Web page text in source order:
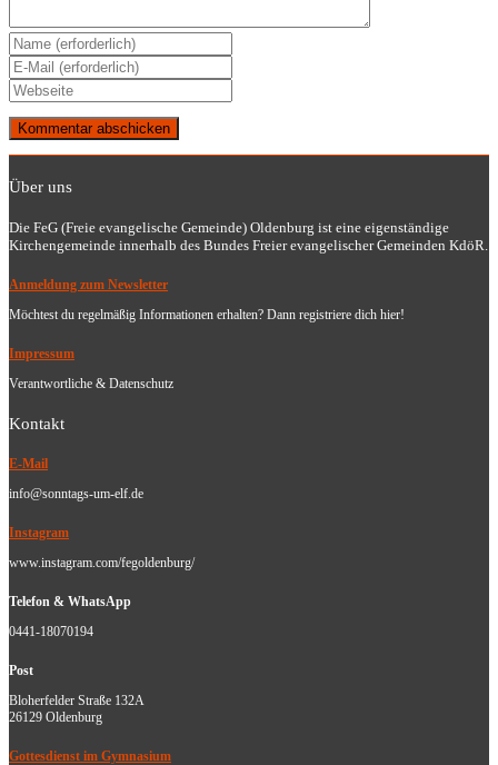
Gib
deinen
Namen
oder
Benutzernamen
zum
Kommentieren
ein
Gib
deine
E-
Mail-
Adresse
Kommentieren
Gib
deine
Website-
(optional)
Über uns
Die FeG (Freie evangelische Gemeinde) Oldenburg ist eine eigenständige
Kirchengemeinde innerhalb des Bundes Freier evangelischer Gemeinden KdöR.
Anmeldung zum Newsletter
Möchtest du regelmäßig Informationen erhalten? Dann registriere dich hier!
Impressum
Verantwortliche & Datenschutz
Kontakt
E-Mail
info@sonntags-um-elf.de
Instagram
www.instagram.com/fegoldenburg/
Telefon & WhatsApp
0441-18070194
Post
Bloherfelder Straße 132A
26129 Oldenburg
Gottesdienst im Gymnasium